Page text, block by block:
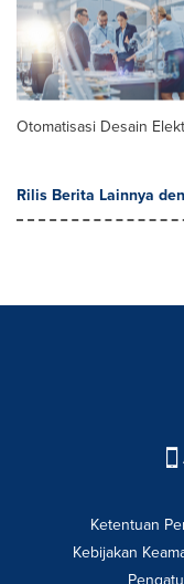
Otomatisasi Desain
Rilis Berita Lainnya
Ketentuan
Kebijakan